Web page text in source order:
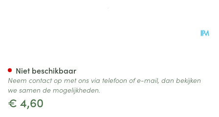
€ 4,60
Niet beschikbaar
Neem contact op met ons via telefoon of e-mail, dan bekijken
we samen de mogelijkheden.